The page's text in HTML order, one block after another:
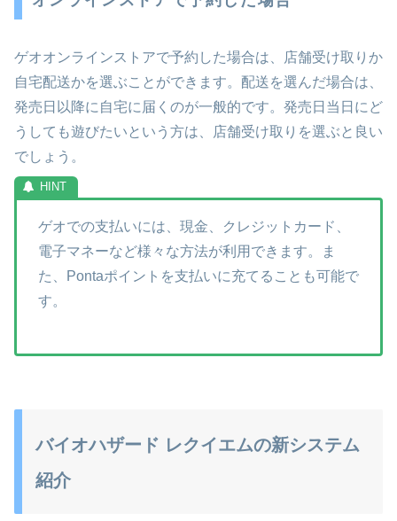
ゲオオンラインストアで予約した場合は、店舗受け取りか
自宅配送かを選ぶことができます。配送を選んだ場合は、
発売日以降に自宅に届くのが一般的です。発売日当日にど
うしても遊びたいという方は、店舗受け取りを選ぶと良い
でしょう。
ゲオでの支払いには、現金、クレジットカード、
電子マネーなど様々な方法が利用できます。ま
た、Pontaポイントを支払いに充てることも可能で
す。
バイオハザード レクイエムの新システム
紹介